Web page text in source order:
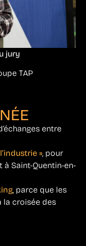
jury
TAP
entre
» , pour
Saint-Quentin-en-
, parce que les
la croisée des